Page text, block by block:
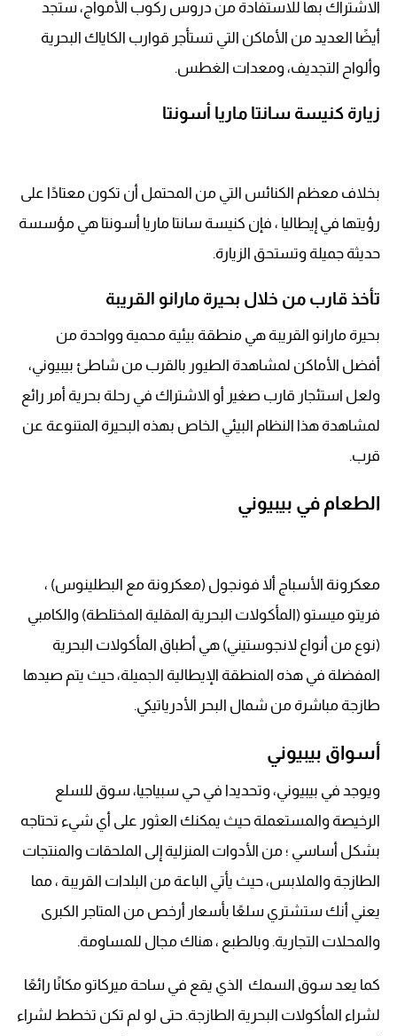
الاشتراك بها للاستفادة من دروس ركوب الأمواج، ستجد
أيضًا العديد من الأماكن التي تستأجر قوارب الكاياك البحرية
وألواح التجديف، ومعدات الغطس.
زيارة كنيسة سانتا ماريا أسونتا
بخلاف معظم الكنائس التي من المحتمل أن تكون معتادًا على
رؤيتها في إيطاليا ، فإن كنيسة سانتا ماريا أسونتا هي مؤسسة
حديثة جميلة وتستحق الزيارة.
تأخذ قارب من خلال بحيرة مارانو القريبة
بحيرة مارانو القريبة هي منطقة بيئية محمية وواحدة من
أفضل الأماكن لمشاهدة الطيور بالقرب من شاطئ بيبيوني،
ولعل استئجار قارب صغير أو الاشتراك في رحلة بحرية أمر رائع
لمشاهدة هذا النظام البيئي الخاص بهذه البحيرة المتنوعة عن
قرب.
الطعام في بيبيوني
معكرونة الأسباج ألا فونجول (معكرونة مع البطلينوس) ،
فريتو ميستو (المأكولات البحرية المقلية المختلطة) والكامبي
(نوع من أنواع لانجوستيني) هي أطباق المأكولات البحرية
المفضلة في هذه المنطقة الإيطالية الجميلة، حيث يتم صيدها
طازجة مباشرة من شمال البحر الأدرياتيكي.
أسواق بيبيوني
ويوجد في بيبيوني، وتحديدا في حي سبياجيا، سوق للسلع
الرخيصة والمستعملة حيث يمكنك العثور على أي شيء تحتاجه
بشكل أساسي ؛ من الأدوات المنزلية إلى الملحقات والمنتجات
الطازجة والملابس، حيث يأتي الباعة من البلدات القريبة ، مما
يعني أنك ستشتري سلعًا بأسعار أرخص من المتاجر الكبرى
والمحلات التجارية. وبالطبع ، هناك مجال للمساومة.
كما يعد سوق السمك الذي يقع في ساحة ميركاتو مكانًا رائعًا
لشراء المأكولات البحرية الطازجة. حتى لو لم تكن تخطط لشراء